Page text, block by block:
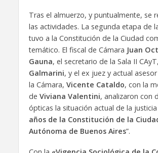
Tras el almuerzo, y puntualmente, se
las actividades. La segunda etapa de
tuvo a la Constitución de la Ciudad
temático. El fiscal de Cámara Juan
Gauna, el secretario de la Sala II CAyT,
Galmarini, y el ex juez y actual
la Cámara, Vicente Cataldo, con la
de Viviana Valentini, analizaron con
ópticas la situación actual de la
años de la Constitución de la
Autónoma de Buenos Aires”.